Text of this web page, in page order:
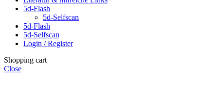
5d-Flash
5d-Selfscan
5d-Flash
5d-Selfscan
Login / Register
Shopping cart
Close